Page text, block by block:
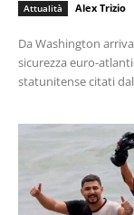
Attualità Alex Trizio
Da Washington
sicurezza euro-
statunitense citati